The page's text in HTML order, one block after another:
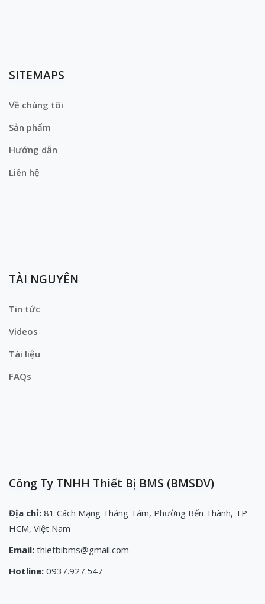
SITEMAPS
Về chúng tôi
Sản phẩm
Hướng dẫn
Liên hệ
TÀI NGUYÊN
Tin tức
Videos
Tài liệu
FAQs
Công Ty TNHH Thiết Bị BMS (BMSDV)
Địa chỉ: 81 Cách Mạng Tháng Tám, Phường Bến Thành, TP
HCM, Việt Nam
Email: thietbibms@gmail.com
Hotline: 0937.927.547